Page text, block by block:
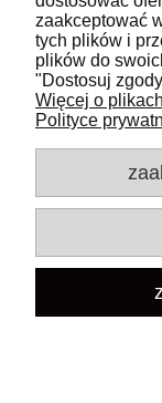
45-005
zaakceptować
tych plików i
plików do
"Dostosuj
Więcej o
Polityce